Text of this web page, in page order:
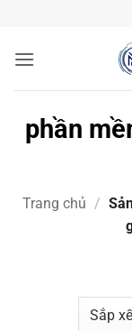
nội
phần
Trang chủ /